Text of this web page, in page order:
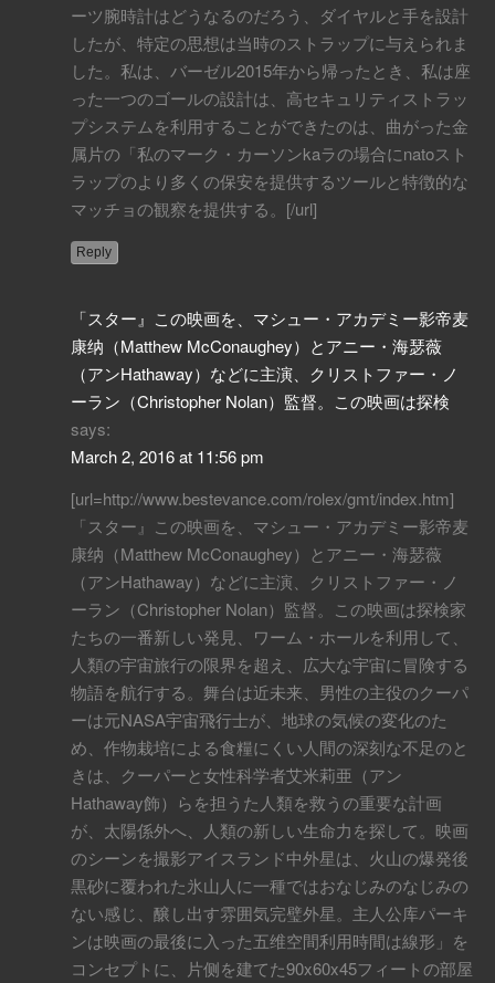
ーツ腕時計はどうなるのだろう、ダイヤルと手を設計
したが、特定の思想は当時のストラップに与えられま
した。私は、バーゼル2015年から帰ったとき、私は座
った一つのゴールの設計は、高セキュリティストラッ
プシステムを利用することができたのは、曲がった金
属片の「私のマーク・カーソンkaラの場合にnatoスト
ラップのより多くの保安を提供するツールと特徴的な
マッチョの観察を提供する。[/url]
Reply
「スター』この映画を、マシュー・アカデミー影帝麦
康纳（Matthew McConaughey）とアニー・海瑟薇
（アンHathaway）などに主演、クリストファー・ノ
ーラン（Christopher Nolan）監督。この映画は探検
says:
March 2, 2016 at 11:56 pm
[url=http://www.bestevance.com/rolex/gmt/index.htm]
「スター』この映画を、マシュー・アカデミー影帝麦
康纳（Matthew McConaughey）とアニー・海瑟薇
（アンHathaway）などに主演、クリストファー・ノ
ーラン（Christopher Nolan）監督。この映画は探検家
たちの一番新しい発見、ワーム・ホールを利用して、
人類の宇宙旅行の限界を超え、広大な宇宙に冒険する
物語を航行する。舞台は近未来、男性の主役のクーパ
ーは元NASA宇宙飛行士が、地球の気候の変化のた
め、作物栽培による食糧にくい人間の深刻な不足のと
きは、クーパーと女性科学者艾米莉亜（アン
Hathaway飾）らを担うた人類を救うの重要な計画
が、太陽係外へ、人類の新しい生命力を探して。映画
のシーンを撮影アイスランド中外星は、火山の爆発後
黒砂に覆われた氷山人に一種ではおなじみのなじみの
ない感じ、醸し出す雰囲気完璧外星。主人公库パーキ
ンは映画の最後に入った五维空間利用時間は線形」を
コンセプトに、片侧を建てた90x60x45フィートの部屋